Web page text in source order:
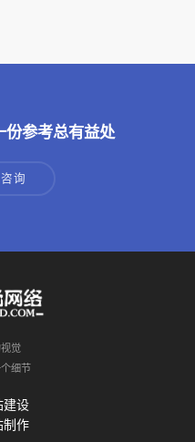
份参考总有益处
询
觉
细节
建设
制作